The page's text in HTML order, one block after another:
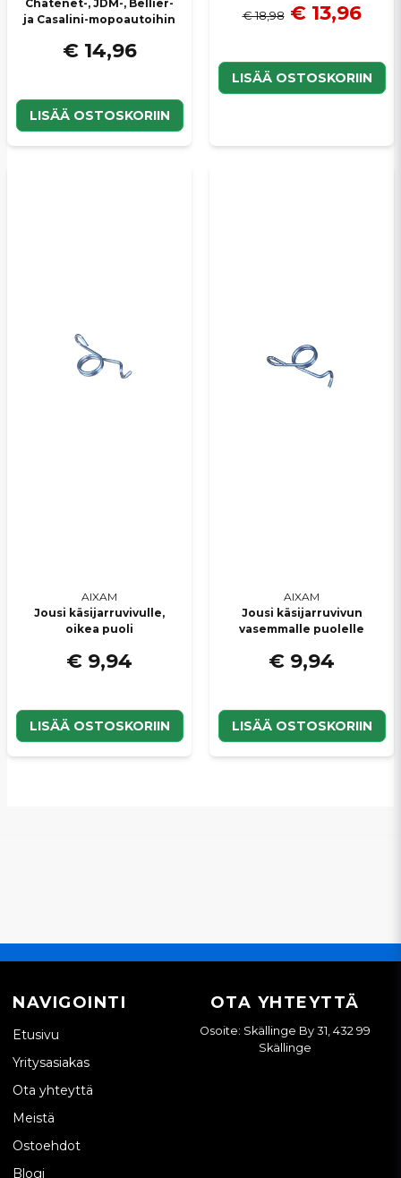
Chatenet-, JDM-, Bellier-
ja Casalini-mopoautoihin
€ 14,96
LISÄÄ OSTOSKORIIN
€ 18,98 € 13,96
LISÄÄ OSTOSKORIIN
AIXAM
Jousi käsijarruvivulle,
oikea puoli
€ 9,94
LISÄÄ OSTOSKORIIN
AIXAM
Jousi käsijarruvivun
vasemmalle puolelle
€ 9,94
LISÄÄ OSTOSKORIIN
NAVIGOINTI
Etusivu
Yritysasiakas
Ota yhteyttä
Meistä
Ostoehdot
Blogi
OTA YHTEYTTÄ
Osoite: Skällinge By 31, 432 99
Skällinge